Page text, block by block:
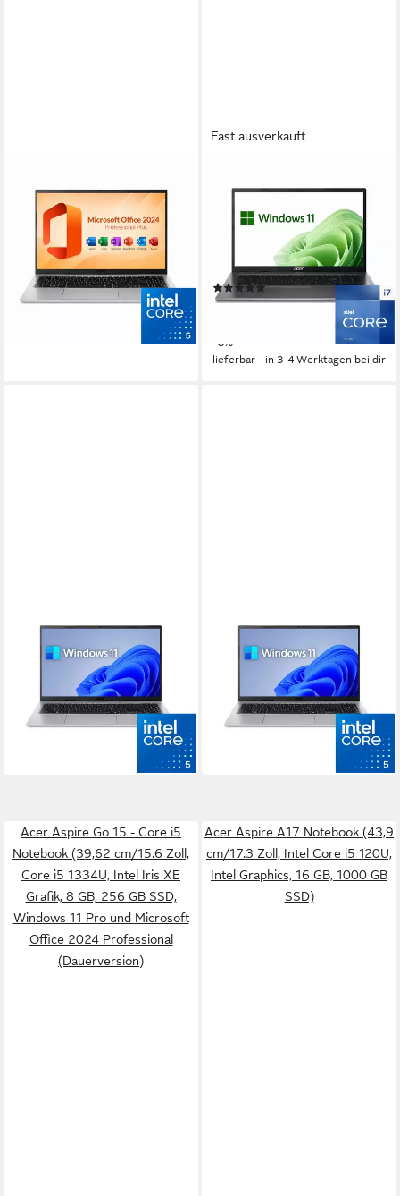
Aspire Go 15 Notebook
15.6 Zoll Bildschirmdiagonale
Prozessor
32 GB Arbeitsspeicher
1.019,00 € 1.159,00 €
29,58 €mtl. in 48 Raten
-12%
lieferbar - in 3-4 Werktagen bei dir
Fast ausverkauft
Aspire A17 Business-
Notebook
Bildschirmdiagonale
Prozessor
16 GB Arbeitsspeicher
(3)
ab 839,00 € 889,00 €
-6%
lieferbar - in 3-4 Werktagen bei dir
15.6 Zoll Bildschirmdiagonale
Intel Core i5 Prozessor
Arbeitsspeicher
739,00 € 849,00 €
21,46 €mtl. in 48 Raten
lieferbar - in 3-4 Werktagen bei dir
15.6 Zoll Bildschirmdiagonale
Intel Core i5 Prozessor
Arbeitsspeicher
889,00 € 989,00 €
25,81 €mtl. in 48 Raten
lieferbar - in 3-4 Werktagen bei dir
Acer Aspire Go 15 - Core i5
Notebook (39,62 cm/15.6 Zoll,
Core i5 1334U, Intel Iris XE
Grafik, 8 GB, 256 GB SSD,
Windows 11 Pro und Microsoft
Office 2024 Professional
(Dauerversion)
Acer Aspire A17 Notebook (43,9
cm/17.3 Zoll, Intel Core i5 120U,
Intel Graphics, 16 GB, 1000 GB
SSD)